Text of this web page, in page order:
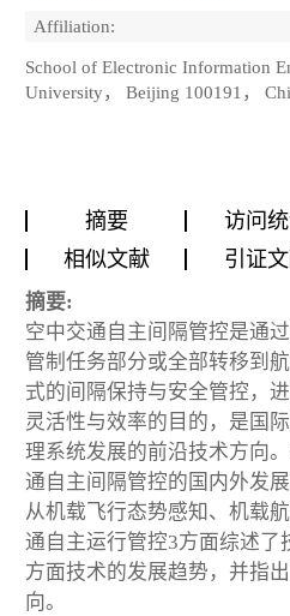
Affiliation:
School of Electronic Information
University， Beijing 100191，
摘要 访问
相似文献
引证
摘要:
空中交通自主间隔管控是通
管制任务部分或全部转移到
式的间隔保持与安全管控，
灵活性与效率的目的，是国
理系统发展的前沿技术方向
通自主间隔管控的国内外发
从机载飞行态势感知、机载
通自主运行管控3方面综述了
方面技术的发展趋势，并指
向。